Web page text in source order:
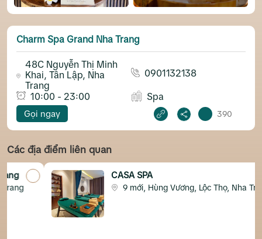
Charm Spa Grand Nha Trang
48C Nguyễn Thị Minh
Khai, Tân Lập, Nha
Trang
0901132138
10:00 - 23:00 Spa
Gọi ngay 390
Các địa điểm liên quan
CASA SPA
9 mới, Hùng Vương, Lộc Thọ, Nha Trang